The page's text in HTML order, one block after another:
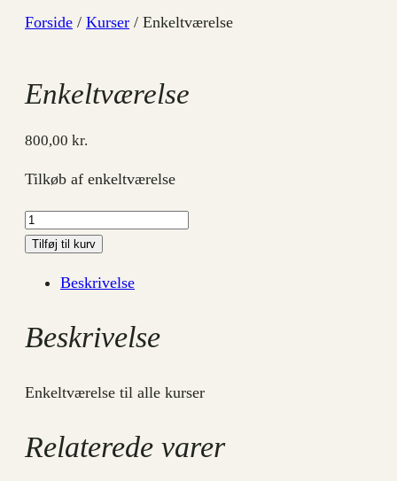
Forside / Kurser / Enkeltværelse
Enkeltværelse
800,00 kr.
Tilkøb af enkeltværelse
Enkeltværelse
antal
Tilføj til kurv
Beskrivelse
Beskrivelse
Enkeltværelse til alle kurser
Relaterede varer